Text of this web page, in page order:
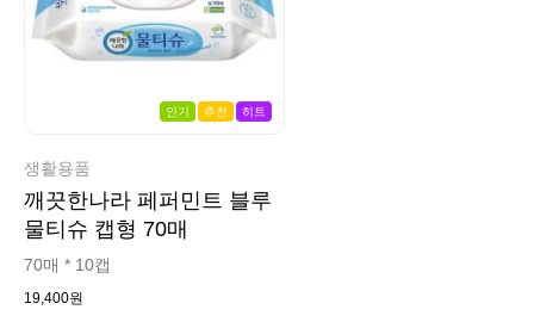
히트
추천
인기
생활용품
깨끗한나라 페퍼민트 블루
물티슈 캡형 70매
70매 * 10캡
19,400원